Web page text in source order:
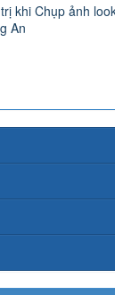
khi Chụp ảnh
An